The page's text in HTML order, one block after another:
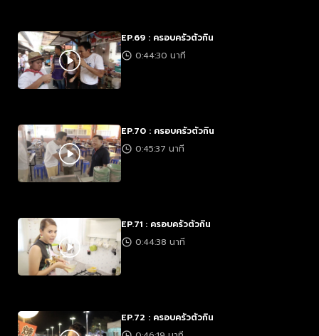
EP.69 : ครอบครัวตัวกิน
0:44:30 นาที
EP.70 : ครอบครัวตัวกิน
0:45:37 นาที
EP.71 : ครอบครัวตัวกิน
0:44:38 นาที
EP.72 : ครอบครัวตัวกิน